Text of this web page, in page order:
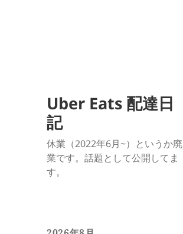
Uber Eats 配達日
記
休業（2022年6月~）というか廃
業です。話題として公開してま
す。